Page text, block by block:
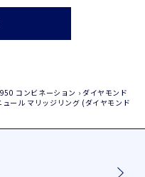
コンビネーション › ダイヤモンド
ュール マリッジリング (ダイヤモンド